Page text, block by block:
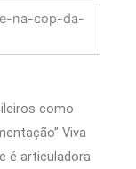
como
Viva
é articuladora